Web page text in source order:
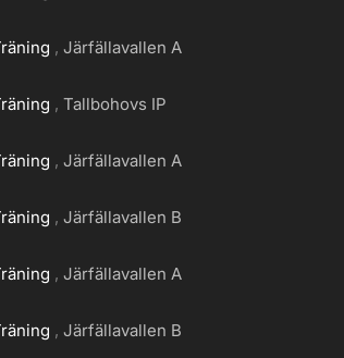
Järfällavallen A
Tallbohovs IP
Järfällavallen A
Järfällavallen B
Järfällavallen A
Järfällavallen B